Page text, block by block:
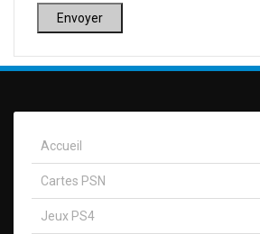
Envoyer
Accueil
Cartes PSN
Jeux PS4